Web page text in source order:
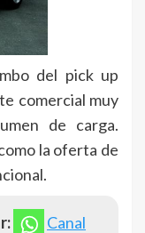
del pick up
comercial muy
de carga.
la oferta de
Canal